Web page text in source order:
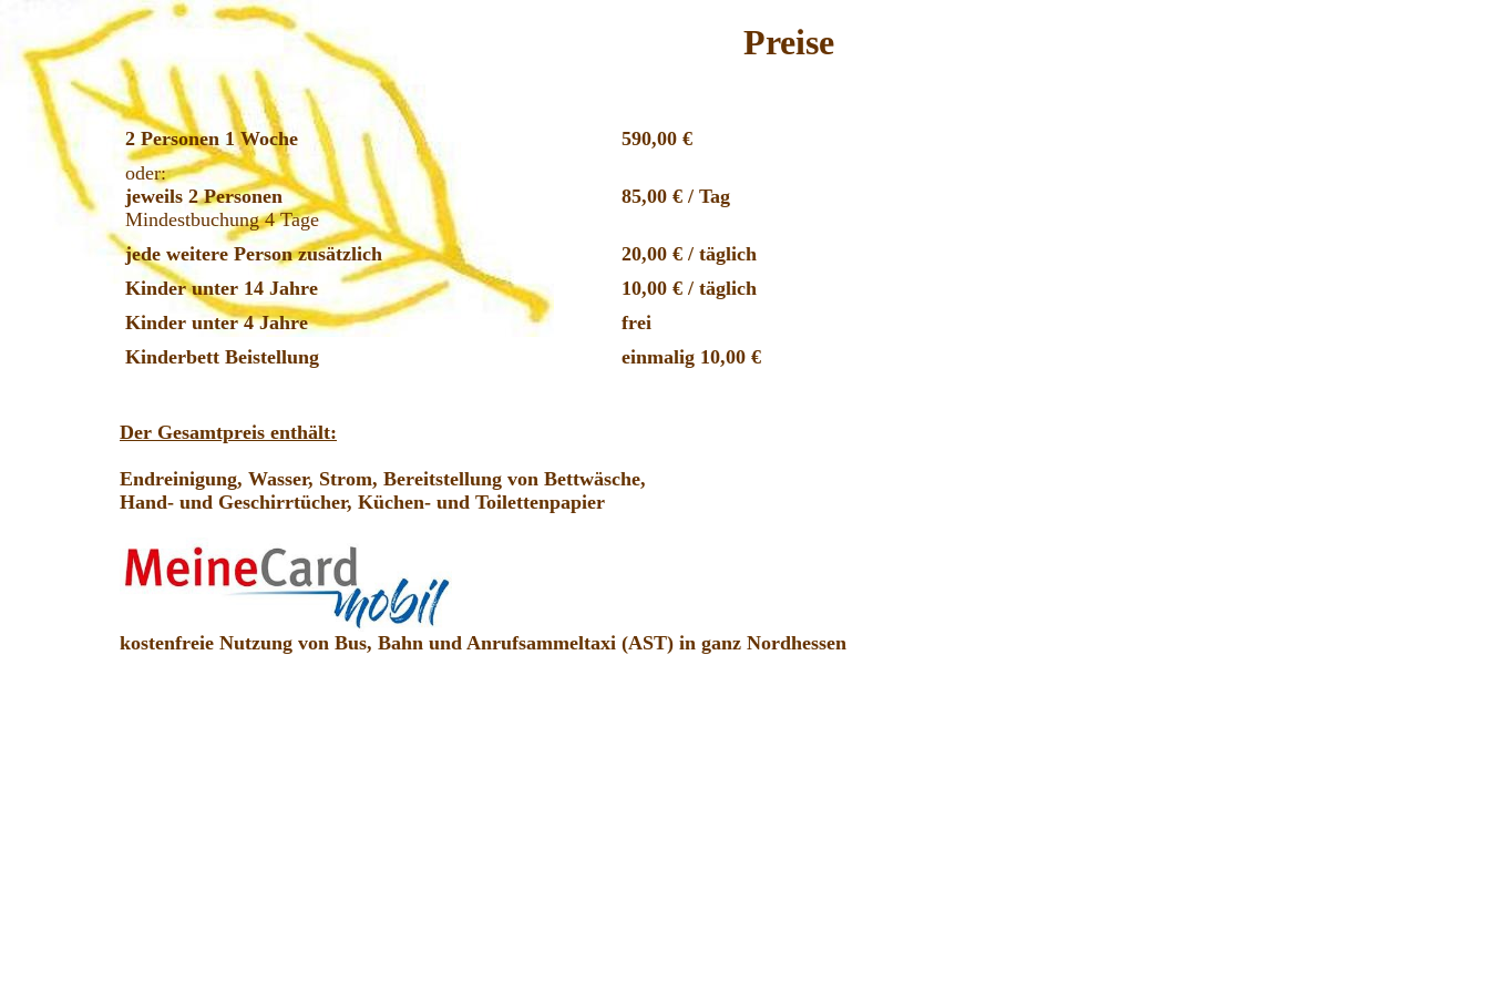
Preise
2 Personen 1 Woche
590,00 €
oder:
jeweils 2 Personen
Mindestbuchung 4 Tage
85,00 € / Tag
jede weitere Person zusätzlich
20,00 € / täglich
Kinder unter 14 Jahre
10,00 € / täglich
Kinder unter 4 Jahre
frei
Kinderbett Beistellung
einmalig 10,00 €
Der Gesamtpreis enthält:
Endreinigung, Wasser, Strom, Bereitstellung von Bettwäsche,
Hand- und Geschirrtücher, Küchen- und Toilettenpapier
kostenfreie Nutzung von Bus, Bahn und Anrufsammeltaxi (AST) in ganz Nordhessen